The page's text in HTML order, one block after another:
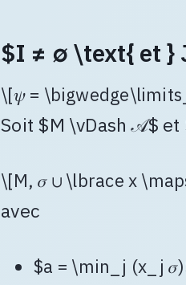
$I ≠ ∅ \text{ et }
\[𝜓 =
Soit $M \vDash 𝒜$ et
\[M, 𝜎 ∪ \lbrace x
avec
$a = \min_j (x_j